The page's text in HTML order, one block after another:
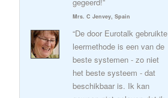
Mrs. C Jenvey, Spain
“De door Eurotalk gebruikte
leermethode is een van de
beste systemen - zo niet
het beste systeem - dat
beschikbaar is. Ik kan